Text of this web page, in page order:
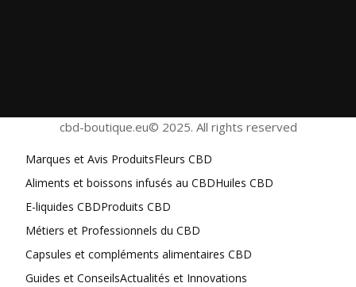
cbd-boutique.eu© 2025. All rights reserved
Marques et Avis ProduitsFleurs CBD
Aliments et boissons infusés au CBDHuiles CBD
E-liquides CBDProduits CBD
Métiers et Professionnels du CBD
Capsules et compléments alimentaires CBD
Guides et ConseilsActualités et Innovations